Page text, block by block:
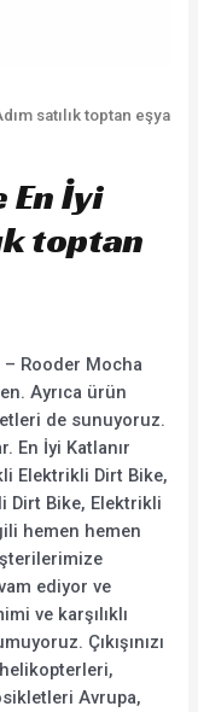
satılık toptan eşya
İyi
toptan
– Rooder Mocha
Ayrıca ürün
de sunuyoruz.
En İyi Katlanır
Elektrikli Dirt Bike,
Dirt Bike, Elektrikli
hemen hemen
ediyor ve
ve karşılıklı
Çıkışınızı
Avrupa,